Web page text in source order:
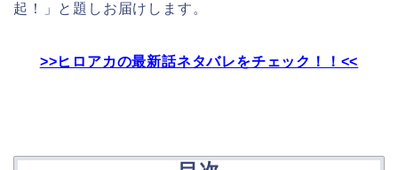
起！」と題しお届けします。
>>ヒロアカの最新話ネタバレをチェック！！<<